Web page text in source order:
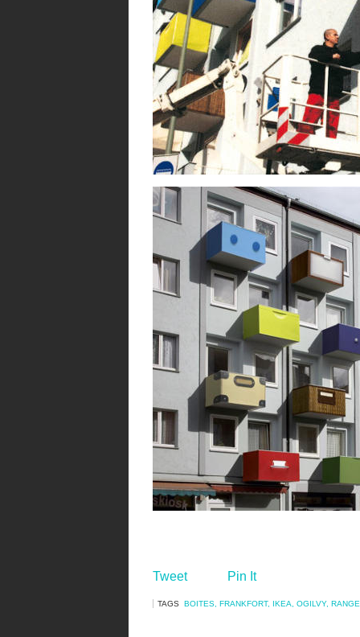
Tweet Pin It
TAGS BOITES FRANKFORT, IKEA OGILVY,